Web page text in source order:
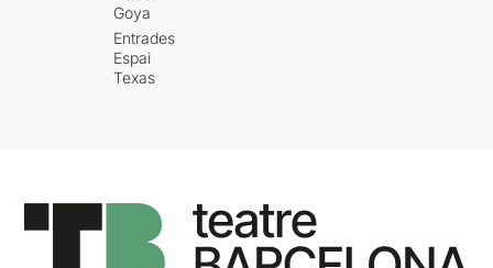
Goya
Entrades
Espai
Texas